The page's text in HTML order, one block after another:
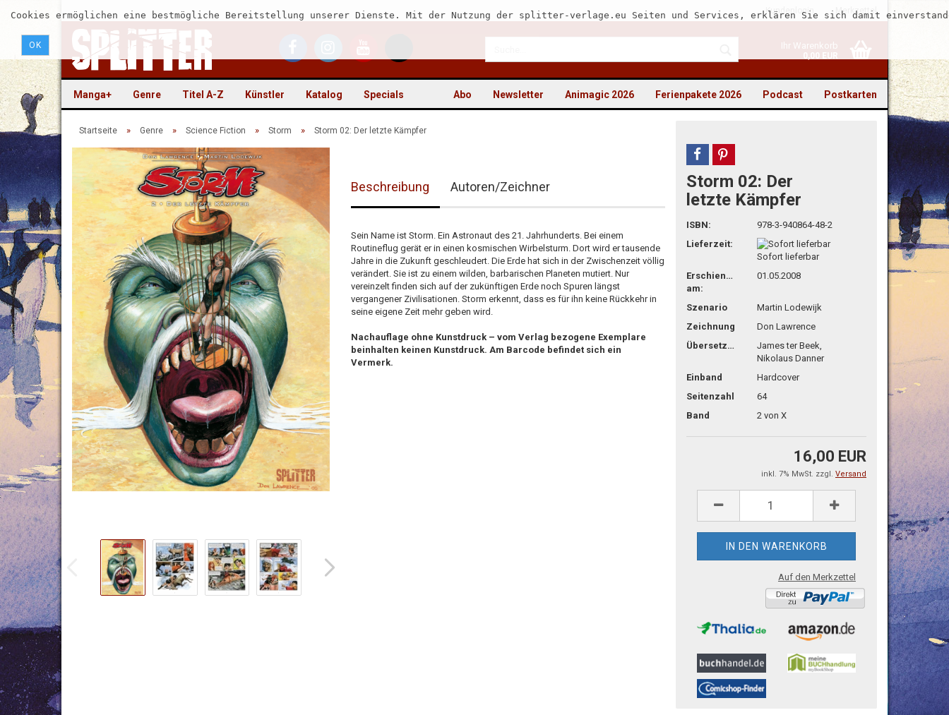
Kundenlogin Merkzettel
Ihr Warenkorb
0,00 EUR
Cookies ermöglichen eine bestmögliche Bereitstellung unserer Dienste. Mit der Nutzung der splitter-verlage.eu Seiten und Services, erklären Sie sich damit
OK
Manga+ Genre Titel A-Z Künstler Katalog Specials Postkarten
Podcast
Ferienpakete 2026
Animagic 2026
Newsletter
Abo
Startseite » Genre » Science Fiction » Storm » Storm 02: Der letzte Kämpfer
Beschreibung Autoren/Zeichner
Sein Name ist Storm. Ein Astronaut des 21. Jahrhunderts. Bei einem
Routineflug gerät er in einen kosmischen Wirbelsturm. Dort wird er tausende
Jahre in die Zukunft geschleudert. Die Erde hat sich in der Zwischenzeit völlig
verändert. Sie ist zu einem wilden, barbarischen Planeten mutiert. Nur
vereinzelt finden sich auf der zukünftigen Erde noch Spuren längst
vergangener Zivilisationen. Storm erkennt, dass es für ihn keine Rückkehr in
seine eigene Zeit mehr geben wird.
Nachauflage ohne Kunstdruck – vom Verlag bezogene Exemplare
beinhalten keinen Kunstdruck. Am Barcode befindet sich ein
Vermerk.
teilen pin it
Storm 02: Der
letzte Kämpfer
ISBN:
978-3-940864-48-2
Lieferzeit:
Sofort lieferbar
Erschienen
am:
01.05.2008
Szenario
Martin Lodewijk
Zeichnung
Don Lawrence
Übersetzg.
James ter Beek,
Nikolaus Danner
Einband
Hardcover
Seitenzahl
64
Band
2 von X
16,00 EUR
inkl. 7% MwSt. zzgl. Versand
Auf den Merkzettel